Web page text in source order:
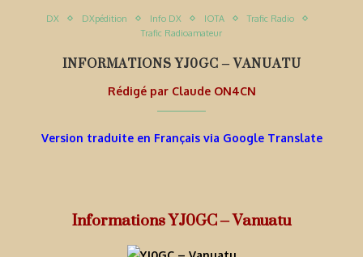
DX DXpédition Info DX IOTA
Trafic Radio
Trafic Radioamateur
INFORMATIONS YJ0GC – VANUATU
Rédigé par Claude ON4CN
Version traduite en Français via Google Translate
Informations YJ0GC – Vanuatu